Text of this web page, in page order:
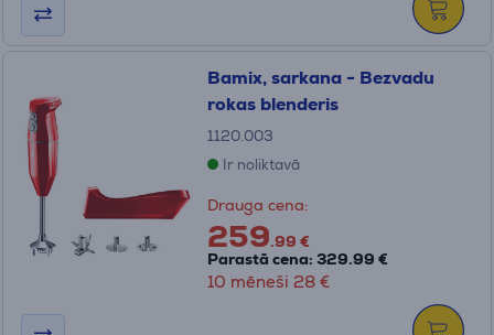
Bamix, sarkana - Bezvadu
rokas blenderis
1120.003
Ir noliktavā
Drauga cena:
259.99 €
Parastā cena: 329.99 €
10 mēneši 28 €